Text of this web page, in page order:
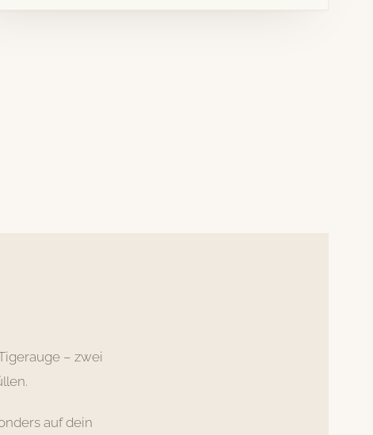
– zwei
auf dein